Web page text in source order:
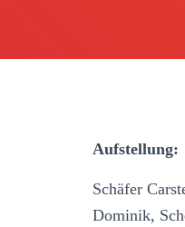
Aufstellung:
Schäfer
Dominik,